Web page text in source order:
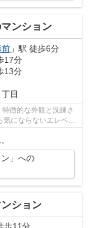
ンション
前 」駅 徒歩6分
17分
13分
丁目
徴的な外観と洗練さ
気にならないエレベー
ン」への
ション